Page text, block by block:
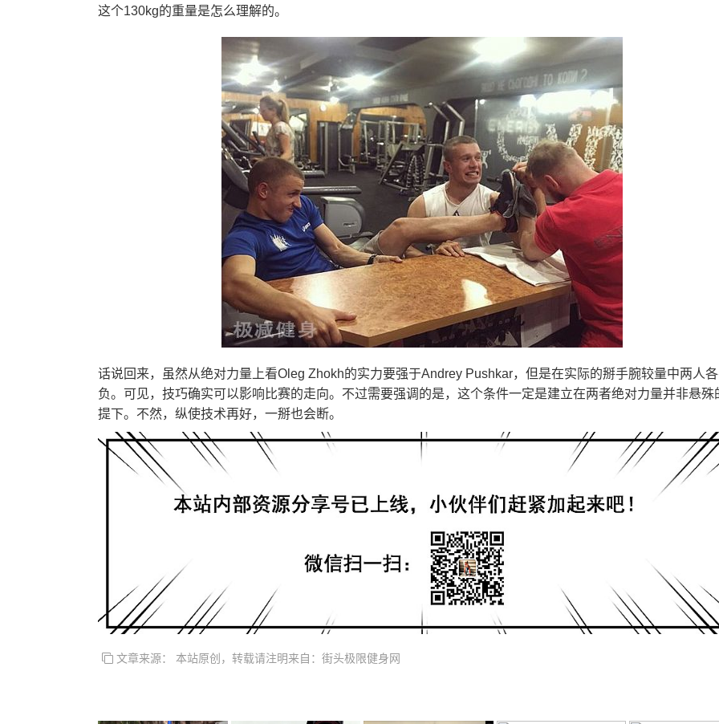
这个130kg的重量是怎么理解的。
话说回来，虽然从绝对力量上看Oleg Zhokh的实力要强于Andrey Pushkar，但是在实际的掰手腕较量中两人
负。可见，技巧确实可以影响比赛的走向。不过需要强调的是，这个条件一定是建立在两者绝对力量并非悬殊
提下。不然，纵使技术再好，一掰也会断。
文章来源： 本站原创，转载请注明来自：街头极限健身网